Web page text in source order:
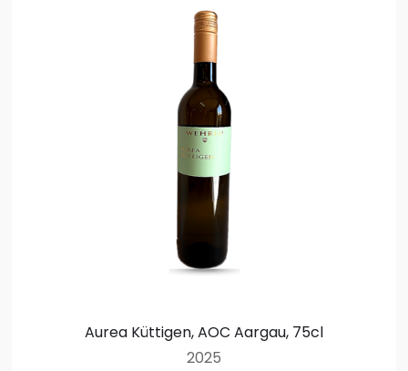
Aurea Küttigen, AOC Aargau, 75cl
2025